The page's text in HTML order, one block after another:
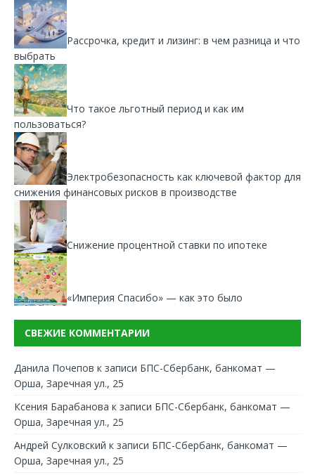
Рассрочка, кредит и лизинг: в чем разница и что
выбрать
Что такое льготный период и как им
пользоваться?
Электробезопасность как ключевой фактор для
снижения финансовых рисков в производстве
Снижение процентной ставки по ипотеке
«Империя Спасибо» — как это было
СВЕЖИЕ КОММЕНТАРИИ
Данила Почепов к записи БПС-Сбербанк, банкомат —
Орша, Заречная ул., 25
Ксения Барабанова к записи БПС-Сбербанк, банкомат —
Орша, Заречная ул., 25
Андрей Сулковский к записи БПС-Сбербанк, банкомат —
Орша, Заречная ул., 25